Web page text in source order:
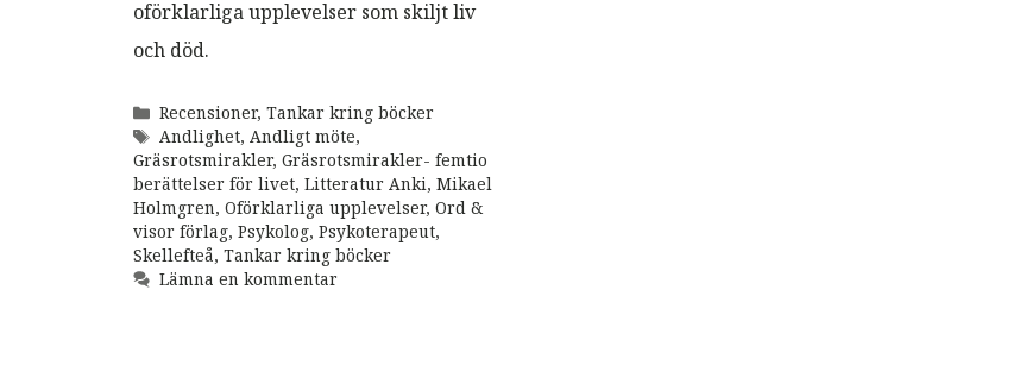
oförklarliga upplevelser som skiljt liv
och död.
Kategorier
Recensioner, Tankar kring böcker
Etiketter
Andlighet, Andligt möte,
Gräsrotsmirakler, Gräsrotsmirakler- femtio
berättelser för livet, Litteratur Anki, Mikael
Holmgren, Oförklarliga upplevelser, Ord &
visor förlag, Psykolog, Psykoterapeut,
Skellefteå, Tankar kring böcker
Lämna en kommentar